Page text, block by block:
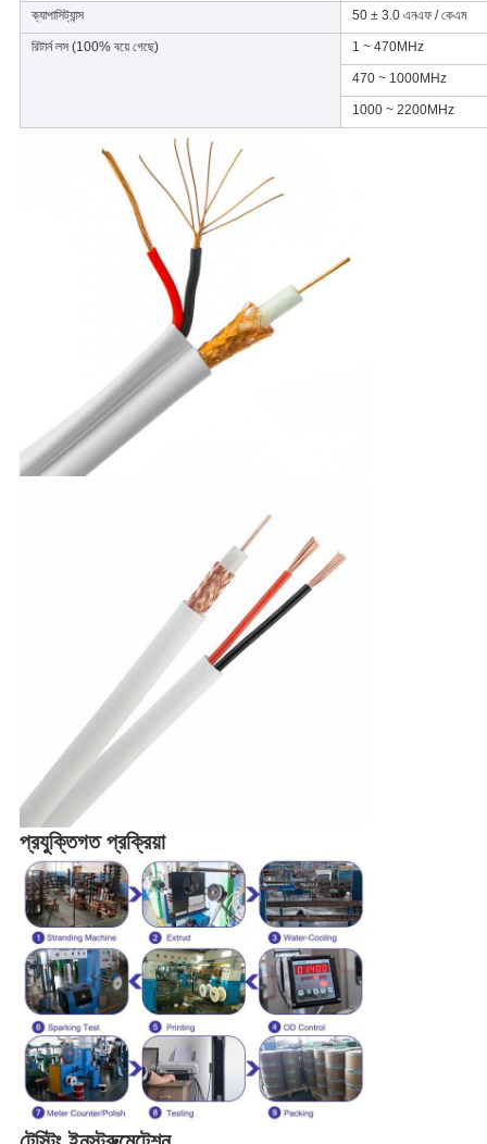
ক্যাপাসিট্যান্স
50 ± 3.0 এনএফ / কেএম
রিটার্ন লস (100% বয়ে গেছে) 1 ~ 470MHz
470 ~ 1000MHz
1000 ~ 2200MHz
প্রযুক্তিগত প্রক্রিয়া